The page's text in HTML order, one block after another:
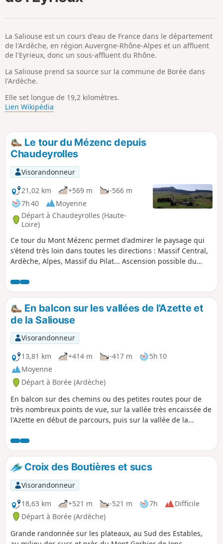
La Saliouse est un cours d'eau de France dans le département
de l'Ardèche, en région Auvergne-Rhône-Alpes et un affluent
de l'Eyrieux, donc un sous-affluent du Rhône.
La Saliouse prend sa source sur la commune de Borée dans
l'Ardèche.
Elle set longue de 19,2 kilomètres.
Lien Wikipédia
Le tour du Mézenc depuis
Chaudeyrolles
Visorandonneur
21,02 km
+569 m
-566 m
7h 40
Moyenne
Départ à Chaudeyrolles (Haute-
Loire)
Ce tour du Mont Mézenc permet d'admirer le paysage qui
s'étend très loin dans toutes les directions : Massif Central,
Ardèche, Alpes, Massif du Pilat... Ascension possible du
meilleure vue possible sur le très beau cirque des
Boutières. Le circuit prévoit également au retour une
traversée du village de Chaudeyrolles ainsi qu'un tour du
Mont Signon.
En balcon sur les vallées de l'Azette et
de la Saliouse
Visorandonneur
13,81 km
+414 m -417 m
5h 10
Moyenne
Départ à Borée (Ardèche)
En balcon sur des chemins ou des petites routes pour de
très nombreux points de vue, sur la vallée très encaissée de
l'Azette en début de parcours, puis sur la vallée de la
Boutières en fin de parcours.
Croix des Boutières et sucs
Visorandonneur
18,63 km
+521 m -521 m 7h
Difficile
Départ à Borée (Ardèche)
Grande randonnée sur les plateaux, au Sud des Estables,